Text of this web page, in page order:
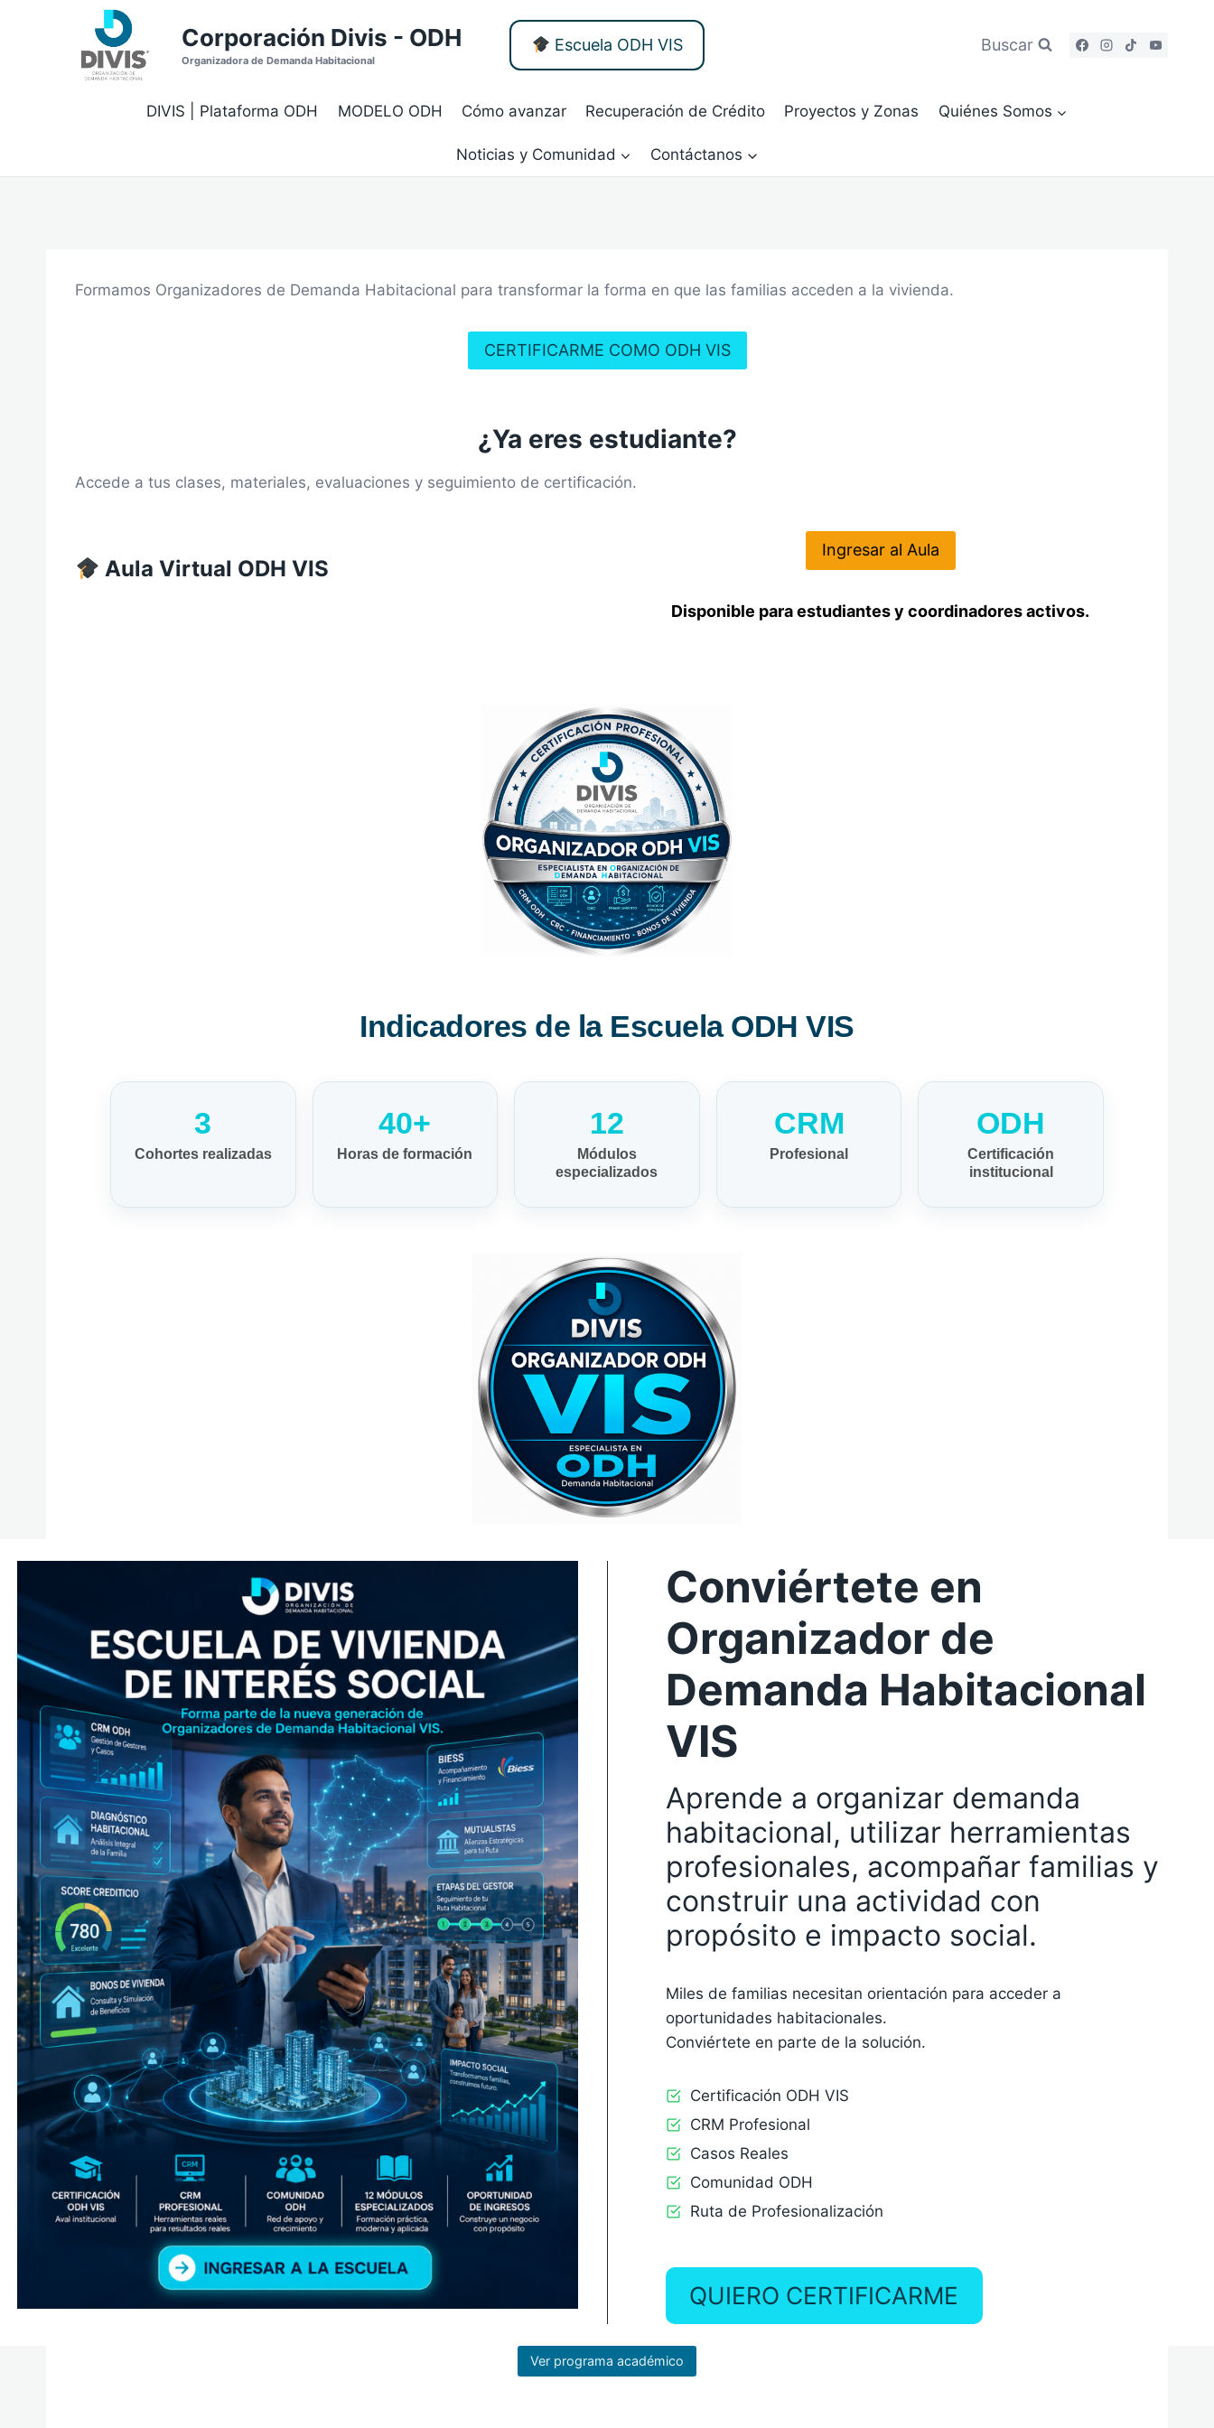
Corporación Divis - ODH
Organizadora de Demanda Habitacional
Escuela ODH VIS Buscar
DIVIS | Plataforma ODH MODELO ODH Cómo avanzar Recuperación de Crédito Proyectos y Zonas Quiénes Somos
Noticias y Comunidad Contáctanos
Formamos Organizadores de Demanda Habitacional para transformar la forma en que las familias acceden a la vivienda.
CERTIFICARME COMO ODH VIS
¿Ya eres estudiante?
Accede a tus clases, materiales, evaluaciones y seguimiento de certificación.
Aula Virtual ODH VIS
Ingresar al Aula
Disponible para estudiantes y coordinadores activos.
Indicadores de la Escuela ODH VIS
3
Cohortes realizadas
40+
Horas de formación
12
Módulos
especializados
CRM
Profesional
ODH
Certificación
institucional
Conviértete en
Organizador de
Demanda Habitacional
VIS
Aprende a organizar demanda
habitacional, utilizar herramientas
profesionales, acompañar familias y
construir una actividad con
propósito e impacto social.
Miles de familias necesitan orientación para acceder a
oportunidades habitacionales.
Conviértete en parte de la solución.
Certificación ODH VIS
CRM Profesional
Casos Reales
Comunidad ODH
Ruta de Profesionalización
QUIERO CERTIFICARME
Ver programa académico